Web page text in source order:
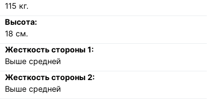
115 кг.
Высота:
18 см.
Жесткость стороны 1:
Выше средней
Жесткость стороны 2:
Выше средней